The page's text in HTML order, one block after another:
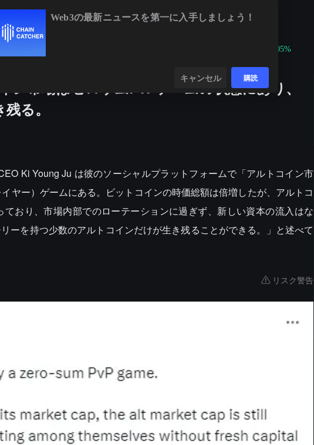
+2.05%
ン市場はゼロサムPvPゲームの状態にあり、
る。
Ki Young Ju は彼のソーシャルプラットフォームで「アルトコイン市
ヤー）ゲームにある。ビットコインの時価総額は倍増したが、アルトコ
おり、市場内部でのローテーションに過ぎず、新しい資本の流入はな
ーを持つ少数のアルトコインだけが生き残ることができる。」と述べて
リスク警告
Web3の最新ニュースを第一に入手しましょう！
キャンセル 購読